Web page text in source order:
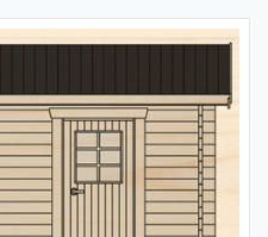
kan du enkelt sätta in fler
efter eget huvud.